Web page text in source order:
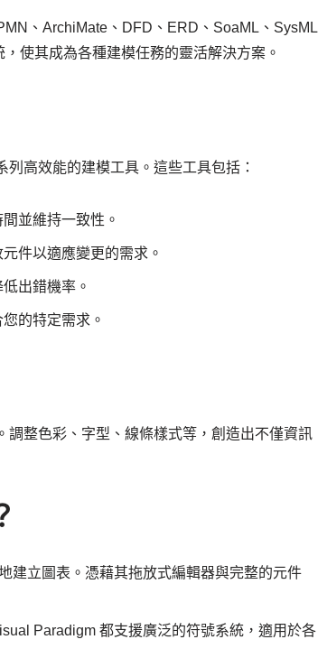
、ArchiMate、DFD、ERD、SoaML、SysML
使其成為各種建模任務的靈活解決方案。
高效能的建模工具。這些工具包括：
並維持一致性。
件以適應變更的需求。
出錯機率。
的特定需求。
整色彩、字型、線條樣式等，創造出不僅資訊
建立圖表。憑藉其拖放式編輯器與完整的元件
Paradigm 都支援廣泛的符號系統，適用於各